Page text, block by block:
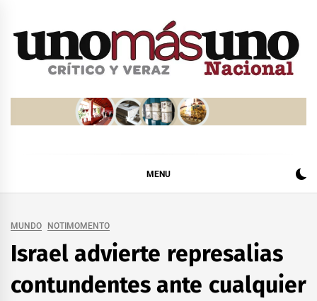
MENU
MUNDO NOTIMOMENTO
Israel advierte represalias
contundentes ante cualquier